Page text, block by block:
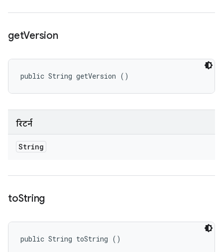
getVersion
public String getVersion ()
रिटर्न
String
toString
public String toString ()